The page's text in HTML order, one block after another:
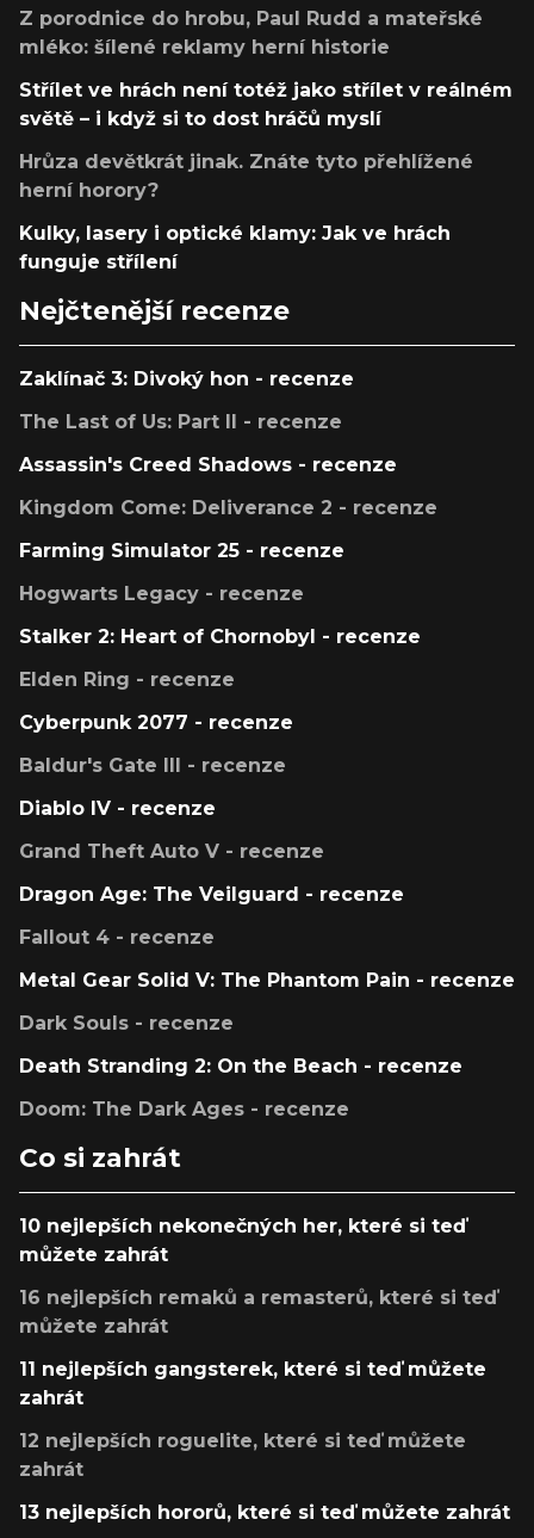
Z porodnice do hrobu, Paul Rudd a mateřské
mléko: šílené reklamy herní historie
Střílet ve hrách není totéž jako střílet v reálném
světě – i když si to dost hráčů myslí
Hrůza devětkrát jinak. Znáte tyto přehlížené
herní horory?
Kulky, lasery i optické klamy: Jak ve hrách
funguje střílení
Nejčtenější recenze
Zaklínač 3: Divoký hon - recenze
The Last of Us: Part II - recenze
Assassin's Creed Shadows - recenze
Kingdom Come: Deliverance 2 - recenze
Farming Simulator 25 - recenze
Hogwarts Legacy - recenze
Stalker 2: Heart of Chornobyl - recenze
Elden Ring - recenze
Cyberpunk 2077 - recenze
Baldur's Gate III - recenze
Diablo IV - recenze
Grand Theft Auto V - recenze
Dragon Age: The Veilguard - recenze
Fallout 4 - recenze
Metal Gear Solid V: The Phantom Pain - recenze
Dark Souls - recenze
Death Stranding 2: On the Beach - recenze
Doom: The Dark Ages - recenze
Co si zahrát
10 nejlepších nekonečných her, které si teď
můžete zahrát
16 nejlepších remaků a remasterů, které si teď
můžete zahrát
11 nejlepších gangsterek, které si teď můžete
zahrát
12 nejlepších roguelite, které si teď můžete
zahrát
13 nejlepších hororů, které si teď můžete zahrát